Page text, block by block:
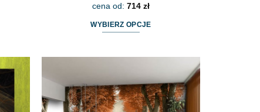
cena od: 714 zł
WYBIERZ OPCJE
wiele
wariantów.
Opcje